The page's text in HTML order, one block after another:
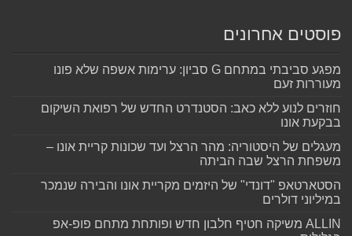
פוסטים אחרונים
מפגע סביבתי במתחם G סביון: ערימות אשפה שלא פונו
מעוררות זעם
חוזרים לנוע ללא כאב: הסטנדרט החדש של רפואת השיקום
בבקעת אונו
מעגלים של היסטוריה: מהר הרצל ועד שכונות קריית אונו –
משפחת הרצל שבה הביתה
הסטארטאפ "דונדי" של היזמים מקריית אונו והבירה שנמכר
במיליוני דולרים
ALLIN משיקה חטיף חלבון חדש ופותחת מתחם פופ-אפ